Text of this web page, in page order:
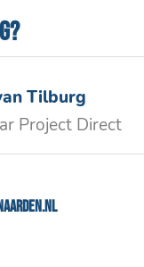
Tilburg
Project Direct